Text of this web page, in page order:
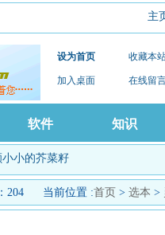
主
设为首页 收藏本
加入桌面 在线留
软件 知识
小的芥菜籽
：204 当前位置 :首页 > 选本 >